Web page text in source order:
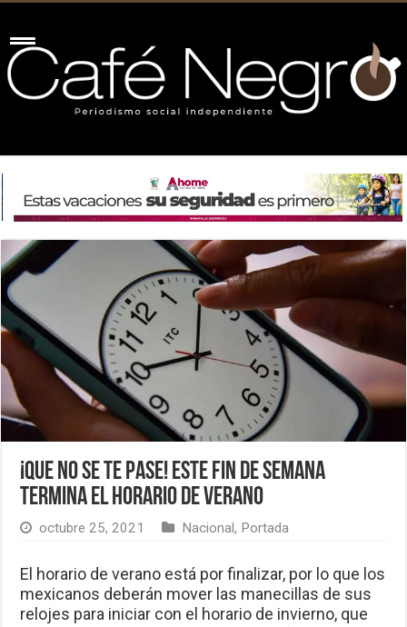
¡Que no se te pase! Este fin de semana
termina el horario de verano
octubre 25, 2021 Nacional, Portada
El horario de verano está por finalizar, por lo que los
mexicanos deberán mover las manecillas de sus
relojes para iniciar con el horario de invierno, que